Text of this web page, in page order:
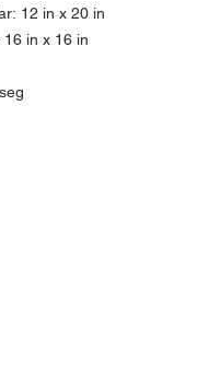
12 in x 20 in
in x 16 in